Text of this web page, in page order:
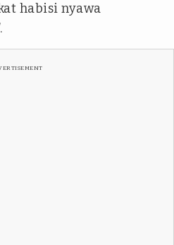
habisi nyawa